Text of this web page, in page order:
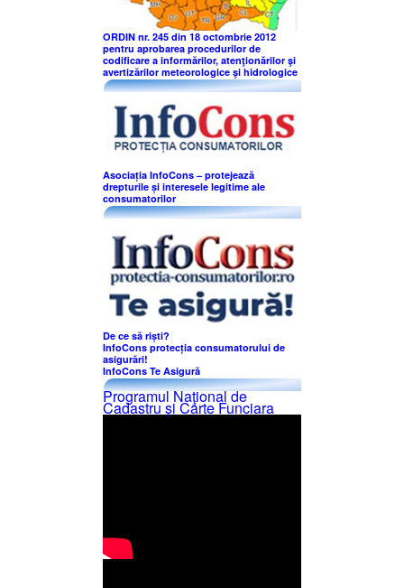
ORDIN nr. 245 din 18 octombrie 2012
pentru aprobarea procedurilor de
codificare a informărilor, atenţionărilor şi
avertizărilor meteorologice şi hidrologice
Asociația InfoCons – protejează
drepturile și interesele legitime ale
consumatorilor
De ce să riști?
InfoCons protecția consumatorului de
asigurări!
InfoCons Te Asigură
Programul Naţional de
Cadastru şi Carte Funciara